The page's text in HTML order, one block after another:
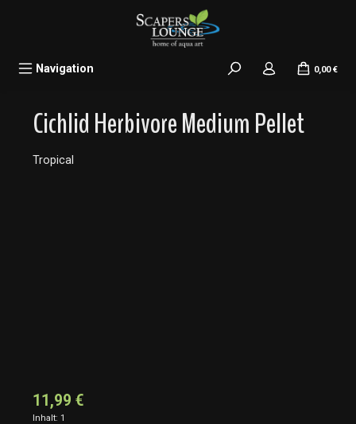
Navigation 0,00 €
Cichlid Herbivore Medium Pellet
Tropical
11,99 €
Inhalt: 1